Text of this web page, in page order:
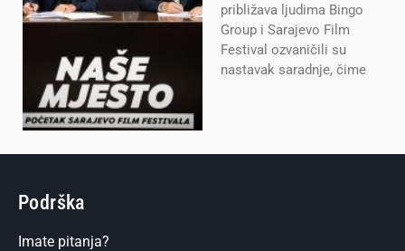
približava ljudima Bingo
Group i Sarajevo Film
Festival ozvaničili su
nastavak saradnje, čime
Podrška
Imate pitanja?